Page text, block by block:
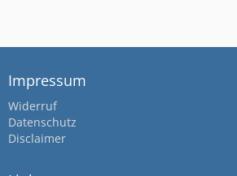
Impressum
Widerruf
Datenschutz
Disclaimer